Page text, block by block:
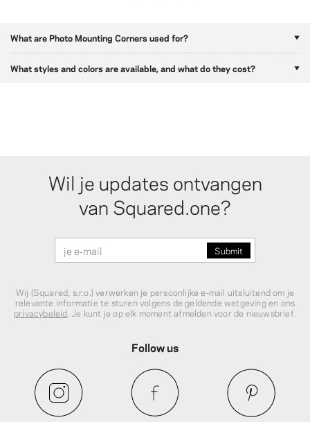
What are Photo Mounting Corners used for?
What styles and colors are available, and what do they cost?
Wil je updates ontvangen
van Squared.one?
Wij (Squared, s.r.o.) verwerken je persoonlijke e‑mail uitsluitend om je
relevante informatie te sturen volgens de geldende wetgeving en ons
privacybeleid . Je kunt je op elk moment afmelden voor de nieuwsbrief.
Follow us